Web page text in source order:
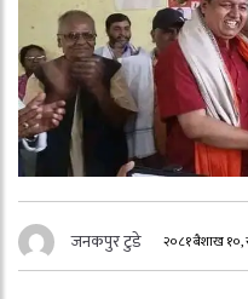
जनकपुर टुडे २०८१ बैशाख